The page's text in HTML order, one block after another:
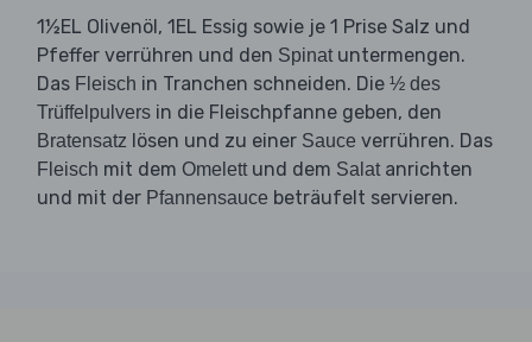
1½EL Olivenöl, 1EL Essig sowie je 1 Prise Salz und
Pfeffer verrühren und den Spinatuntermengen.
Das Fleisch in Tranchen schneiden. Die ½ des
Trüffelpulvers in die Fleischpfanne geben, den
Bratensatz lösen und zu einer Sauce verrühren. Das
Fleisch mit dem Omelettund dem Salatanrichten
und mit der Pfannensauce beträufelt servieren.